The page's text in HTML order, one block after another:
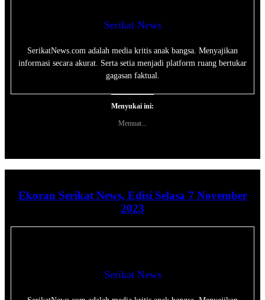
Serikat News
SerikatNews.com adalah media kritis anak bangsa. Menyajikan
informasi secara akurat. Serta setia menjadi platform ruang bertukar
gagasan faktual.
Menyukai ini:
Memuat...
Ekoran Serikat News, Edisi Selasa 7 November
2023
Serikat News